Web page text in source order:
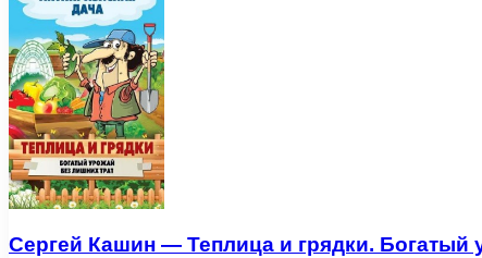
Сергей Кашин — Теплица и грядки. Богатый